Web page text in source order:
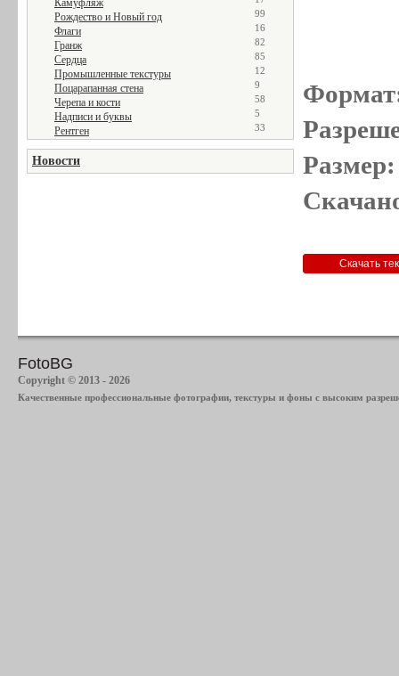
Камуфляж
Рождество и Новый год 99
Флаги 16
Гранж 82
Сердца 85
Промышленные текстуры 12
Поцарапанная стена 9
Черепа и кости 58
Надписи и буквы 5
Рентген 33
Новости
FotoBG
Copyright © 2013 - 2026
Качественные профессиональные фотографии, текстуры и фоны с высоким